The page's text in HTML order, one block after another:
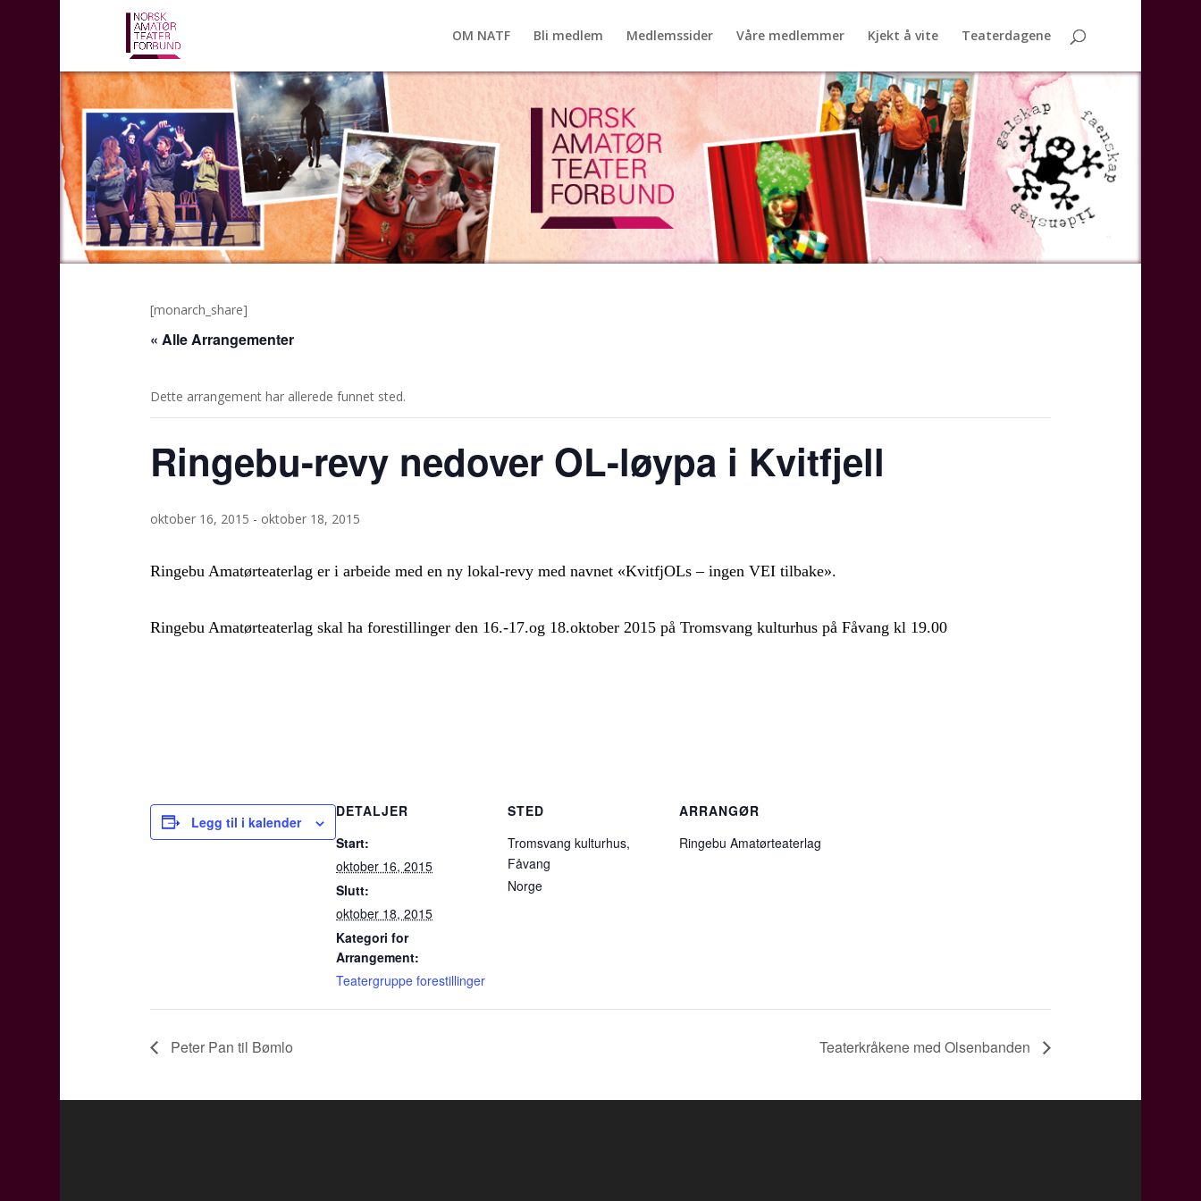
OM NATF Bli medlem Medlemssider Våre medlemmer Kjekt å vite Teaterdagene
[monarch_share]
« Alle Arrangementer
Dette arrangement har allerede funnet sted.
Ringebu-revy nedover OL-løypa i Kvitfjell
oktober 16, 2015 - oktober 18, 2015
Ringebu Amatørteaterlag er i arbeide med en ny lokal-revy med navnet «KvitfjOLs – ingen VEI tilbake».
Ringebu Amatørteaterlag skal ha forestillinger den 16.-17.og 18.oktober 2015 på Tromsvang kulturhus på Fåvang kl 19.00
Legg til i kalender
DETALJER
Start:
oktober 16, 2015
Slutt:
oktober 18, 2015
Kategori for
Arrangement:
Teatergruppe forestillinger
STED
Tromsvang kulturhus,
Fåvang
Norge
ARRANGØR
Ringebu Amatørteaterlag
Peter Pan til Bømlo Teaterkråkene med Olsenbanden